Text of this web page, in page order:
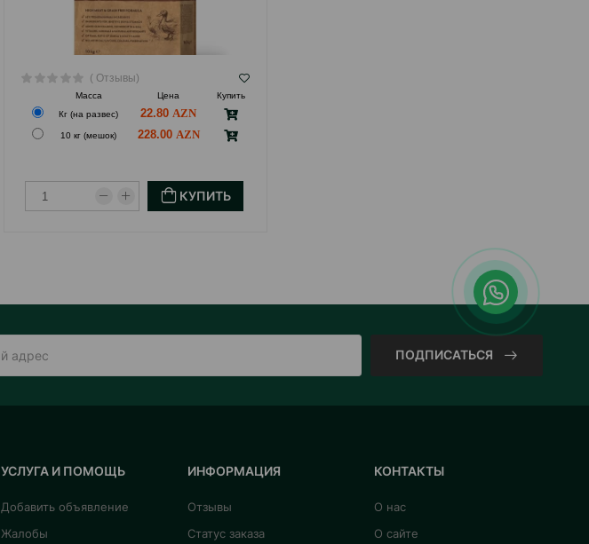
( Отзывы)
Масса Цена
Купить
Кг (на развес)
22.80
10 кг (мешок) 228.00
КУПИТЬ
ПОДПИСАТЬСЯ
УСЛУГА И ПОМОЩЬ
Добавить объявление
Жалобы
ИНФОРМАЦИЯ
Отзывы
Статус заказа
КОНТАКТЫ
О нас
О сайте